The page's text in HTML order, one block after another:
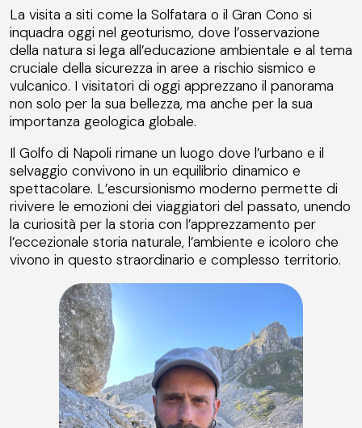
La visita a siti come la Solfatara o il Gran Cono si
inquadra oggi nel geoturismo, dove l’osservazione
della natura si lega all’educazione ambientale e al tema
cruciale della sicurezza in aree a rischio sismico e
vulcanico. I visitatori di oggi apprezzano il panorama
non solo per la sua bellezza, ma anche per la sua
importanza geologica globale.
Il Golfo di Napoli rimane un luogo dove l’urbano e il
selvaggio convivono in un equilibrio dinamico e
spettacolare. L’escursionismo moderno permette di
rivivere le emozioni dei viaggiatori del passato, unendo
la curiosità per la storia con l’apprezzamento per
l’eccezionale storia naturale, l’ambiente e icoloro che
vivono in questo straordinario e complesso territorio.